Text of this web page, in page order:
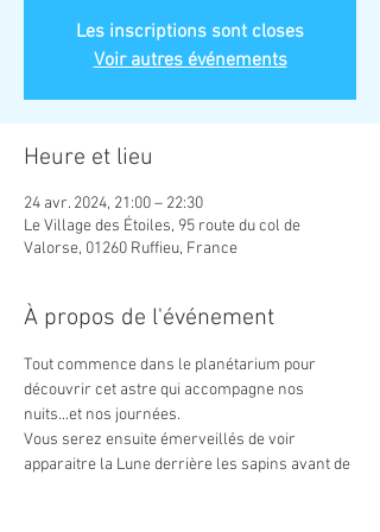
Les inscriptions sont closes
Voir autres événements
Heure et lieu
24 avr. 2024, 21:00 – 22:30
Le Village des Étoiles, 95 route du col de
Valorse, 01260 Ruffieu, France
À propos de l'événement
Tout commence dans le planétarium pour
découvrir cet astre qui accompagne nos
nuits...et nos journées.
Vous serez ensuite émerveillés de voir
apparaitre la Lune derrière les sapins avant de